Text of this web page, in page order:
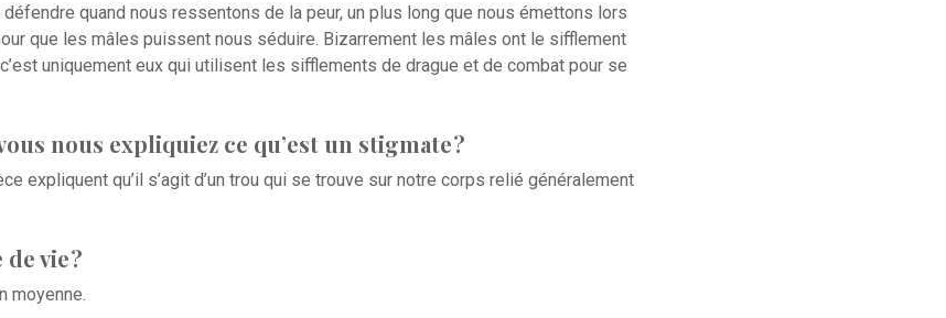
quand nous ressentons de la peur, un plus long que nous émettons lors
que les mâles puissent nous séduire. Bizarrement les mâles ont le sifflement
uniquement eux qui utilisent les sifflements de drague et de combat pour se
nous expliquiez ce qu’est un stigmate ?
expliquent qu’il s’agit d’un trou qui se trouve sur notre corps relié généralement
vie ?
moyenne.